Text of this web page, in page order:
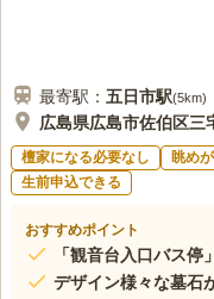
最寄駅： 五日市駅(5km)
広島県広島市佐伯区三
檀家になる必要なし 眺め
生前申込できる
おすすめポイント
「観音台入口バス停
デザイン様々な墓石